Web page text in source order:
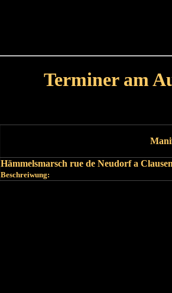
Terminer am
Hämmelsmarsch rue de Neudorf a Clausen
Beschreiwung: